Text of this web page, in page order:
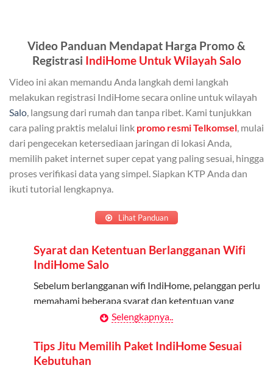
Kuota ini dapat digunakan secara bersama-sama oleh
Admin (pelanggan utama) dan anggota yang terdaftar.
Admin dapat mendaftarkan hingga 5 anggota
keluarga atau teman untuk menggunakan kuota ini.
Berlaku Nasional
Kuota keluarga bisa digunakan di seluruh Indonesia
untuk jaringan 2G, 3G, dan 4G.
Tidak Berlaku untuk Roaming
Cara Menggunakan Kuota Keluarga
Daftarkan Anggota: Admin dapat mendaftarkan anggota
menggunakan kuota keluarga.
Video Panduan Mendapat Harga Promo &
Registrasi IndiHome Untuk Wilayah Salo
Video ini akan memandu Anda langkah demi langkah
melakukan registrasi IndiHome secara online untuk wilayah
Salo , langsung dari rumah dan tanpa ribet. Kami tunjukkan
cara paling praktis melalui link promo resmi Telkomsel , mulai
dari pengecekan ketersediaan jaringan di lokasi Anda,
memilih paket internet super cepat yang paling sesuai, hingga
proses verifikasi data yang simpel. Siapkan KTP Anda dan
ikuti tutorial lengkapnya.
Lihat Panduan
Syarat dan Ketentuan Berlangganan Wifi
IndiHome Salo
Sebelum berlangganan wifi IndiHome, pelanggan perlu
memahami beberapa syarat dan ketentuan yang
Kontrak Berlangganan
Pelanggan harus menandatangani Kontrak
Selengkapnya..
Tips Jitu Memilih Paket IndiHome Sesuai
Kebutuhan